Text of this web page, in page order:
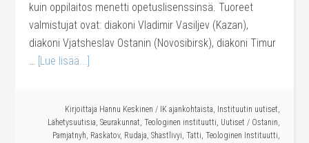
kuin oppilaitos menetti opetuslisenssinsä. Tuoreet
valmistujat ovat: diakoni Vladimir Vasiljev (Kazan),
diakoni Vjatsheslav Ostanin (Novosibirsk), diakoni Timur
… [Lue lisää...]
Kirjoittaja Hannu Keskinen / IK ajankohtaista, Instituutin uutiset,
Lähetysuutisia, Seurakunnat, Teologinen instituutti, Uutiset / Ostanin,
Pamjatnyh, Raskatov, Rudaja, Shastlivyi, Tatti, Teologinen Instituutti,